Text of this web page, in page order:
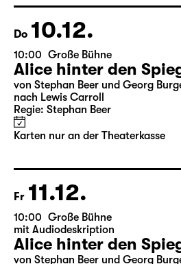
18:45 + 19:00 Einführung im
Karten
Do 10.12.
10:00 Große Bühne
Alice hinter den
von Stephan Beer und Georg
Karten nur an der Theaterkasse
Fr 11.12.